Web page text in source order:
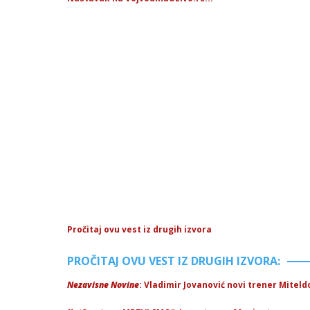
Pročitaj ovu vest iz drugih izvora
PROČITAJ OVU VEST IZ DRUGIH IZVORA:
Nezavisne Novine: Vladimir Jovanović novi trener